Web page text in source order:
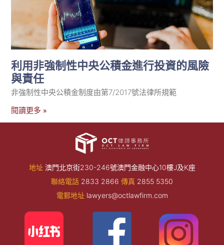
利用非強制性中央公積金進行投資的風險
與責任
非強制性中央公積金制度由第7/2017號法律所規範
閱讀更多 »
地址 澳門北京街230-246號澳門金融中心10樓J及K座
聯絡電話 2833 2866 傳真 2855 5350
電郵地址 lawyers@octlawfirm.com